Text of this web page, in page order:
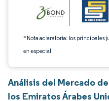
*Nota aclaratoria: los principales
en especial
Análisis del Mercado
los Emiratos Árabes